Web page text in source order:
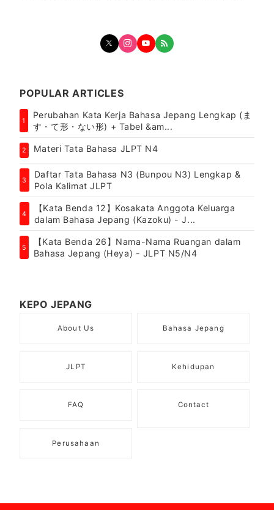
POPULAR ARTICLES
1
Perubahan Kata Kerja Bahasa Jepang Lengkap (ま
す・て形・ない形) + Tabel &am...
2 Materi Tata Bahasa JLPT N4
3
Daftar Tata Bahasa N3 (Bunpou N3) Lengkap &
Pola Kalimat JLPT
4
【Kata Benda 12】Kosakata Anggota Keluarga
dalam Bahasa Jepang (Kazoku) - J...
5
【Kata Benda 26】Nama-Nama Ruangan dalam
Bahasa Jepang (Heya) - JLPT N5/N4
KEPO JEPANG
About Us Bahasa Jepang
JLPT Kehidupan
FAQ Contact
Perusahaan